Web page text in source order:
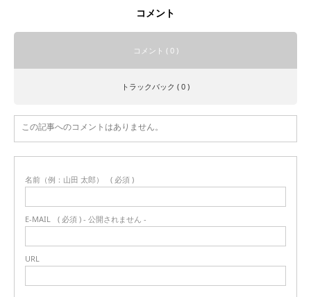
コメント
コメント ( 0 )
トラックバック ( 0 )
この記事へのコメントはありません。
名前（例：山田 太郎） ( 必須 )
E-MAIL ( 必須 ) - 公開されません -
URL